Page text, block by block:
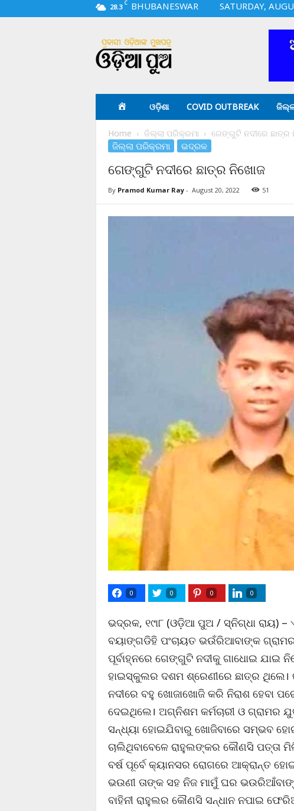
28.3 C BHUBANESWAR
SATURDAY,
i
a
ଓଡ଼ିଶା COVID OUTBREAK
Home ଜିଲ୍ଲା ପରିକ୍ରମା ଗେଙ୍ଗୁଟି ନଦୀରେ ଛାତ୍ର
ଜିଲ୍ଲା ପରିକ୍ରମା ଭଦ୍ରକ
ଗେଙ୍ଗୁଟି ନଦୀରେ ଛାତ୍ର ନିଖୋଜ
By Pramod Kumar Ray- August 20, 2022 51
0 0 0 0
ଭଦ୍ରକ, ୧୯ା୮ (ଓଡ଼ିଆ ପୁଅ / ସ୍ନିଗ୍ଧା ରାୟ)
ବୟାଙ୍ଗଡିହି ପଂଚାୟତ ଭଉଁରିଆବାଙ୍କ
ପୂର୍ବାହ୍ନରେ ଗେଙ୍ଗୁଟି ନଦୀକୁ ଗାଧୋଇ ଯାଇ
ହାଇସ୍କୁଲର ଦଶମ ଶ୍ରେଣୀରେ ଛାତ୍ର ଥିଲେ।
ନଦୀରେ ବହୁ ଖୋଜାଖୋଜି କରି ନିରାଶ ହେବା
ଦେଇଥିଲେ। ଅଗ୍ନିଶମ କର୍ମଚାରୀ ଓ ଗ୍ରାମର
ସନ୍ଧ୍ୟା ହୋଇଯିବାରୁ ଖୋଜିବାରେ ସମ୍ଭବ
ଚାଲିଥିବାବେଳେ ରାହୁଲଙ୍କର କୌଣସି ପତ୍ତା
ବର୍ଷ ପୂର୍ବେ କ୍ୟାନସର ରୋଗରେ ଆକ୍ରାନ୍ତ
ଭଉଣୀ ତାଙ୍କ ସହ ନିଜ ମାମୁଁ ଘର
ବାହିନୀ ରାହୁଲର କୌଣସି ସନ୍ଧାନ ନପାଇ